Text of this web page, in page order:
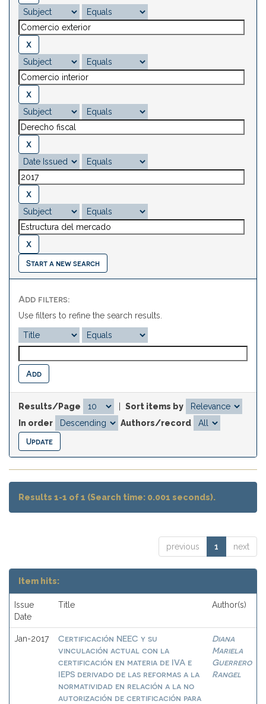
Start a new search
Add filters:
Use filters to refine the search results.
Results/Page
Sort items by
In order
Authors/record
Results 1-1 of 1 (Search time: 0.001 seconds).
previous 1 next
Item hits:
Issue
Date
Title Author(s)
Jan-2017
Certificación NEEC y su
vinculación actual con la
certificación en materia de IVA e
IEPS derivado de las reformas a la
normatividad en relación a la no
autorización de certificación para
Diana
Mariela
Guerrero
Rangel